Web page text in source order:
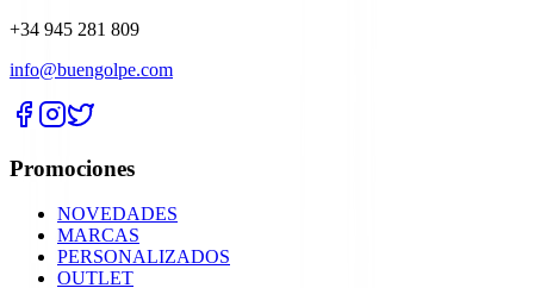
+34 945 281 809
info@buengolpe.com
Promociones
NOVEDADES
MARCAS
PERSONALIZADOS
OUTLET